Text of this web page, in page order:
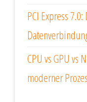
PCI Express
CPU vs GPU vs
moderner